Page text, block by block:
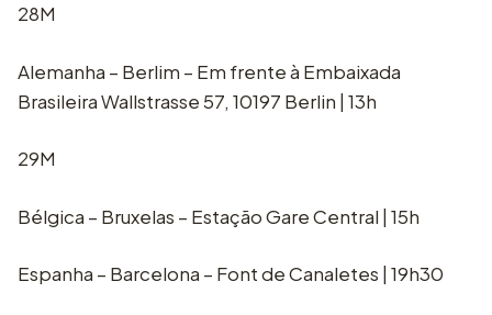
28M
Alemanha – Berlim – Em frente à Embaixada
Brasileira Wallstrasse 57, 10197 Berlin | 13h
29M
Bélgica – Bruxelas – Estação Gare Central | 15h
Espanha – Barcelona – Font de Canaletes | 19h30